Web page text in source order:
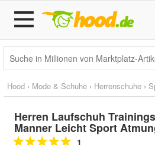
Hood › Mode & Schuhe › Herrenschuhe ›
Herren Laufschuh
Manner Leicht Sport
1